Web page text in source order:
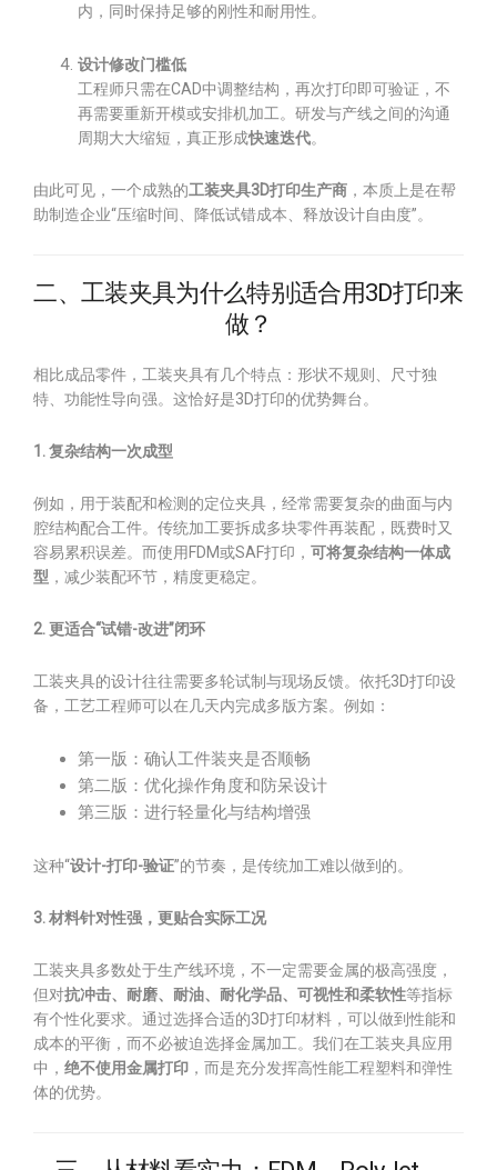
内，同时保持足够的刚性和耐用性。
设计修改门槛低
工程师只需在CAD中调整结构，再次打印即可验证，不
再需要重新开模或安排机加工。研发与产线之间的沟通
周期大大缩短，真正形成快速迭代。
由此可见，一个成熟的工装夹具3D打印生产商 ，本质上是在帮
助制造企业“压缩时间、降低试错成本、释放设计自由度”。
二、工装夹具为什么特别适合用3D打印来
做？
相比成品零件，工装夹具有几个特点：形状不规则、尺寸独
特、功能性导向强。这恰好是3D打印的优势舞台。
1. 复杂结构一次成型
例如，用于装配和检测的定位夹具，经常需要复杂的曲面与内
腔结构配合工件。传统加工要拆成多块零件再装配，既费时又
容易累积误差。而使用FDM或SAF打印， 可将复杂结构一体成
型 ，减少装配环节，精度更稳定。
2. 更适合“试错-改进”闭环
工装夹具的设计往往需要多轮试制与现场反馈。依托3D打印设
备，工艺工程师可以在几天内完成多版方案。例如：
第一版：确认工件装夹是否顺畅
第二版：优化操作角度和防呆设计
第三版：进行轻量化与结构增强
这种“设计-打印-验证”的节奏，是传统加工难以做到的。
3. 材料针对性强，更贴合实际工况
工装夹具多数处于生产线环境，不一定需要金属的极高强度，
但对抗冲击、耐磨、耐油、耐化学品、可视性和柔软性等指标
有个性化要求。通过选择合适的3D打印材料，可以做到性能和
成本的平衡，而不必被迫选择金属加工。我们在工装夹具应用
中， 绝不使用金属打印 ，而是充分发挥高性能工程塑料和弹性
体的优势。